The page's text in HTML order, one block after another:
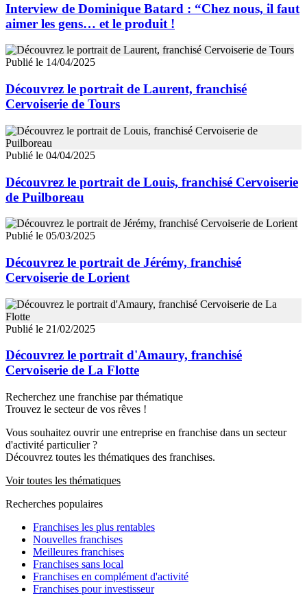
Interview de Dominique Batard : “Chez nous, il faut
aimer les gens… et le produit !
Publié le 14/04/2025
Découvrez le portrait de Laurent, franchisé
Cervoiserie de Tours
Publié le 04/04/2025
Découvrez le portrait de Louis, franchisé Cervoiserie
de Puilboreau
Publié le 05/03/2025
Découvrez le portrait de Jérémy, franchisé
Cervoiserie de Lorient
Publié le 21/02/2025
Découvrez le portrait d'Amaury, franchisé
Cervoiserie de La Flotte
Recherchez une franchise par thématique
Trouvez le secteur de vos rêves !
Vous souhaitez ouvrir une entreprise en franchise dans un secteur
d'activité particulier ?
Découvrez toutes les thématiques des franchises.
Voir toutes les thématiques
Recherches populaires
Franchises les plus rentables
Nouvelles franchises
Meilleures franchises
Franchises sans local
Franchises en complément d'activité
Franchises pour investisseur